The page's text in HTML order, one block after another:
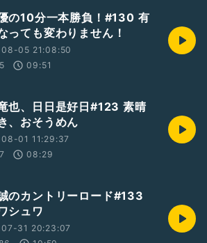
の10分一本勝負！#130 有
っても変わりません！
05 21:08:50
09:51
也、日日是好日#123 素晴
、おそうめん
01 11:29:37
08:29
のカントリーロード#133
シュワ
31 20:23:07